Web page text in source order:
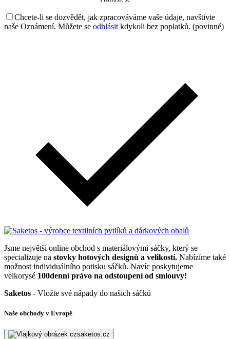
Chcete-li se dozvědět, jak zpracováváme vaše údaje, navštivte
naše Oznámení. Můžete se odhlásit kdykoli bez poplatků. (povinné)
Jsme největší online obchod s materiálovými sáčky, který se
specializuje na stovky hotových designů a velikostí. Nabízíme také
možnost individuálního potisku sáčků. Navíc poskytujeme
velkorysé 100denní právo na odstoupení od smlouvy!
Saketos - Vložte své nápady do našich sáčků
Naše obchody v Evropě
saketos.cz